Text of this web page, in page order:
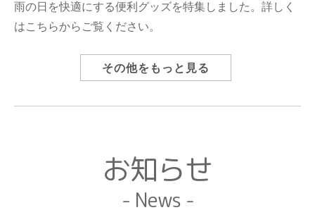
雨の日を快適にする便利グッズを特集しました。詳しく
はこちらからご覧ください。
その他をもっと見る
お知らせ
- News -